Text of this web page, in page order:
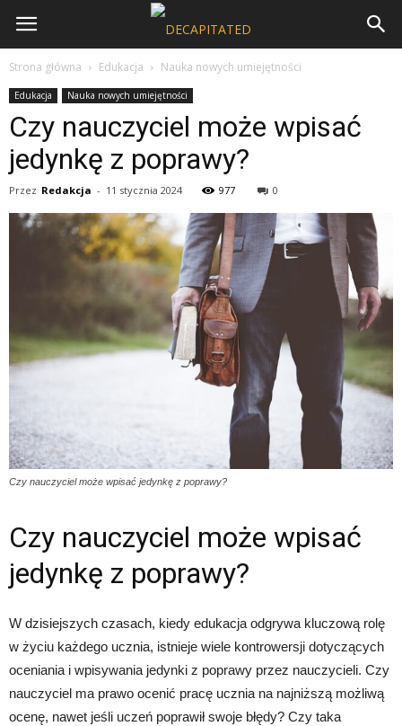
Strona główna Edukacja Nauka nowych umiejętności
Edukacja Nauka nowych umiejętności
Czy nauczyciel może wpisać
jedynkę z poprawy?
Przez Redakcja - 11 stycznia 2024 977 0
Czy nauczyciel może wpisać jedynkę z poprawy?
Czy nauczyciel może wpisać
jedynkę z poprawy?
W dzisiejszych czasach, kiedy edukacja odgrywa kluczową rolę
w życiu każdego ucznia, istnieje wiele kontrowersji dotyczących
oceniania i wpisywania jedynki z poprawy przez nauczycieli. Czy
nauczyciel ma prawo ocenić pracę ucznia na najniższą możliwą
ocenę, nawet jeśli uczeń poprawił swoje błędy? Czy taka